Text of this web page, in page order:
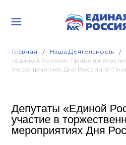
Главная Наша Деятельность
«Единой России» Приняли
Мероприятиях Дня России В
Депутаты «Единой
участие в
мероприятиях Дня